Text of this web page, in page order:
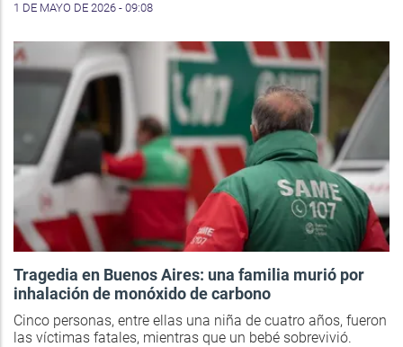
1 DE MAYO DE 2026 - 09:08
Tragedia en Buenos Aires: una familia murió por
inhalación de monóxido de carbono
Cinco personas, entre ellas una niña de cuatro años, fueron
las víctimas fatales, mientras que un bebé sobrevivió.